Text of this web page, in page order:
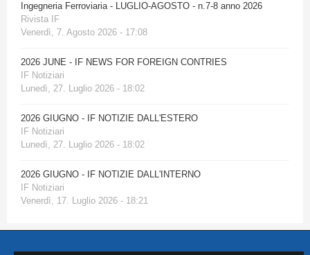
Ingegneria Ferroviaria - LUGLIO-AGOSTO - n.7-8 anno 2026
Rivista IF
Venerdì, 7. Agosto 2026 - 17:08
2026 JUNE - IF NEWS FOR FOREIGN CONTRIES
IF Notiziari
Lunedì, 27. Luglio 2026 - 18:02
2026 GIUGNO - IF NOTIZIE DALL'ESTERO
IF Notiziari
Lunedì, 27. Luglio 2026 - 18:02
2026 GIUGNO - IF NOTIZIE DALL'INTERNO
IF Notiziari
Venerdì, 17. Luglio 2026 - 18:21